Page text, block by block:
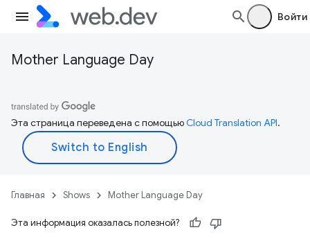
Войти
Mother Language Day
Эта страница переведена с помощьюCloud Translation API.
Главная Shows Mother Language Day
Эта информация оказалась полезной?